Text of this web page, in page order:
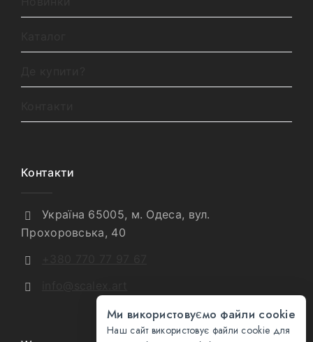
Контакти
Україна 65005, м. Одеса, вул.
Прохоровська, 40
Ми використовуємо файли cookie
Наш сайт використовує файли cookie для